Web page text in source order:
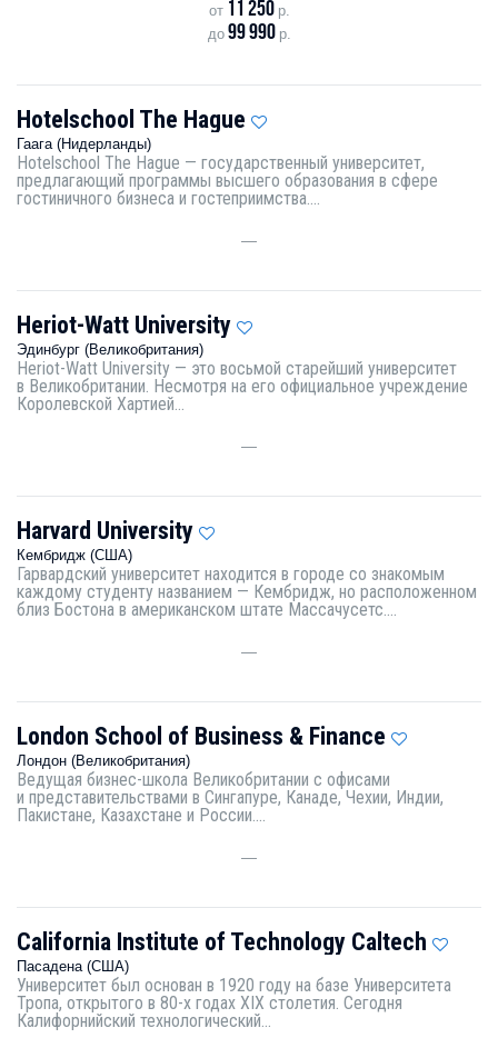
от11 250 р.
до99 990 р.
Hotelschool The Hague
Гаага (Нидерланды)
Hotelschool The Hague — государственный университет,
предлагающий программы высшего образования в сфере
гостиничного бизнеса и гостеприимства....
—
Heriot-Watt University
Эдинбург (Великобритания)
Heriot-Watt University — это восьмой старейший университет
в Великобритании. Несмотря на его официальное учреждение
Королевской Хартией...
—
Harvard University
Кембридж (США)
Гарвардский университет находится в городе со знакомым
каждому студенту названием — Кембридж, но расположенном
близ Бостона в американском штате Массачусетс....
—
London School of Business & Finance
Лондон (Великобритания)
Ведущая бизнес-школа Великобритании с офисами
и представительствами в Сингапуре, Канаде, Чехии, Индии,
Пакистане, Казахстане и России....
—
California Institute of Technology Caltech
Пасадена (США)
Университет был основан в 1920 году на базе Университета
Тропа, открытого в 80-х годах XIX столетия. Сегодня
Калифорнийский технологический...